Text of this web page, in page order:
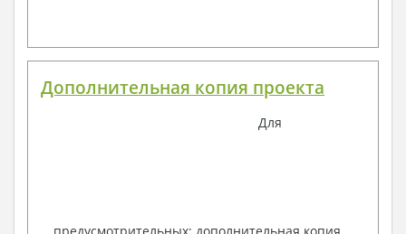
Дополнительная копия проекта
Для